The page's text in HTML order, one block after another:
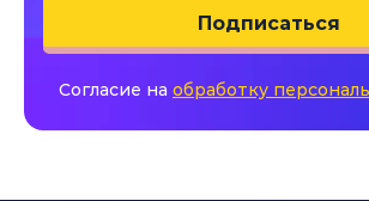
Подписаться
Согласие на обработку